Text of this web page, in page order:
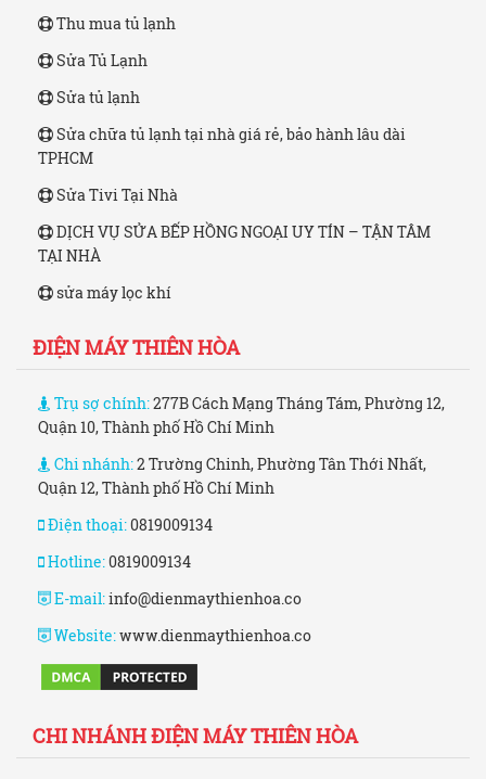
Thu mua tủ lạnh
Sửa Tủ Lạnh
Sửa tủ lạnh
Sửa chữa tủ lạnh tại nhà giá rẻ, bảo hành lâu dài
TPHCM
Sửa Tivi Tại Nhà
DỊCH VỤ SỬA BẾP HỒNG NGOẠI UY TÍN – TẬN TÂM
TẠI NHÀ
sửa máy lọc khí
ĐIỆN MÁY THIÊN HÒA
Trụ sợ chính:277B Cách Mạng Tháng Tám, Phường 12,
Quận 10, Thành phố Hồ Chí Minh
Chi nhánh:2 Trường Chinh, Phường Tân Thới Nhất,
Quận 12, Thành phố Hồ Chí Minh
Điện thoại:0819009134
Hotline:0819009134
E-mail:info@dienmaythienhoa.co
Website:www.dienmaythienhoa.co
CHI NHÁNH ĐIỆN MÁY THIÊN HÒA